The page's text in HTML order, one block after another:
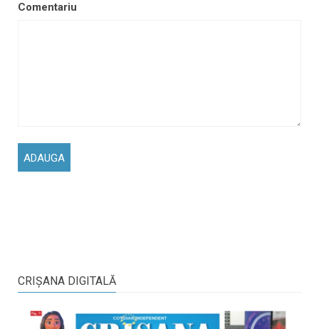
Comentariu
CRIŞANA DIGITALĂ